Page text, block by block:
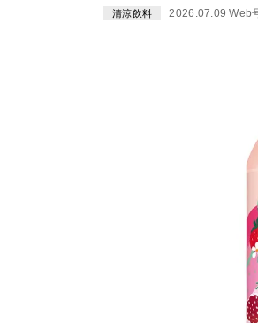
清涼飲料 2026.07.09 Web